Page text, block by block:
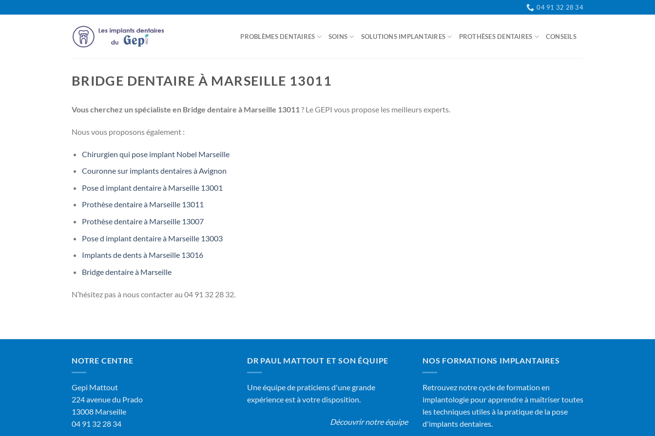
04 91 32 28 34
PROBLÈMES DENTAIRES SOINS SOLUTIONS IMPLANTAIRES PROTHÈSES DENTAIRES
CONSEILS
BRIDGE DENTAIRE À MARSEILLE 13011
Vous cherchez un spécialiste en Bridge dentaire à Marseille 13011? Le GEPI vous propose les meilleurs experts.
Nous vous proposons également :
Chirurgien qui pose implant Nobel Marseille
Couronne sur implants dentaires à Avignon
Pose d implant dentaire à Marseille 13001
Prothèse dentaire à Marseille 13011
Prothèse dentaire à Marseille 13007
Pose d implant dentaire à Marseille 13003
Implants de dents à Marseille 13016
Bridge dentaire à Marseille
N’hésitez pas à nous contacter au 04 91 32 28 32.
NOTRE CENTRE
Gepi Mattout
224 avenue du Prado
13008 Marseille
04 91 32 28 34
DR PAUL MATTOUT ET SON ÉQUIPE
Une équipe de praticiens d'une grande
expérience est à votre disposition.
Découvrir notre équipe
NOS FORMATIONS IMPLANTAIRES
Retrouvez notre cycle de formation en
implantologie pour apprendre à maîtriser toutes
les techniques utiles à la pratique de la pose
d'implants dentaires.